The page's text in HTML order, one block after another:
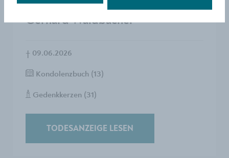
Gerhard Waidbacher
† 09.06.2026
Kondolenzbuch (13)
Gedenkkerzen (31)
TODESANZEIGE LESEN